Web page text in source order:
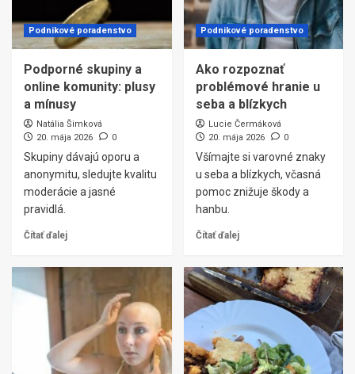
Podnikové poradenstvo
Podporné skupiny a
online komunity: plusy
a mínusy
Natália Šimková
20. mája 2026
0
Skupiny dávajú oporu a
anonymitu, sledujte kvalitu
moderácie a jasné
pravidlá.
Čítať ďalej
Podnikové poradenstvo
Ako rozpoznať
problémové hranie u
seba a blízkych
Lucie Čermáková
20. mája 2026
0
Všímajte si varovné znaky
u seba a blízkych, včasná
pomoc znižuje škody a
hanbu.
Čítať ďalej